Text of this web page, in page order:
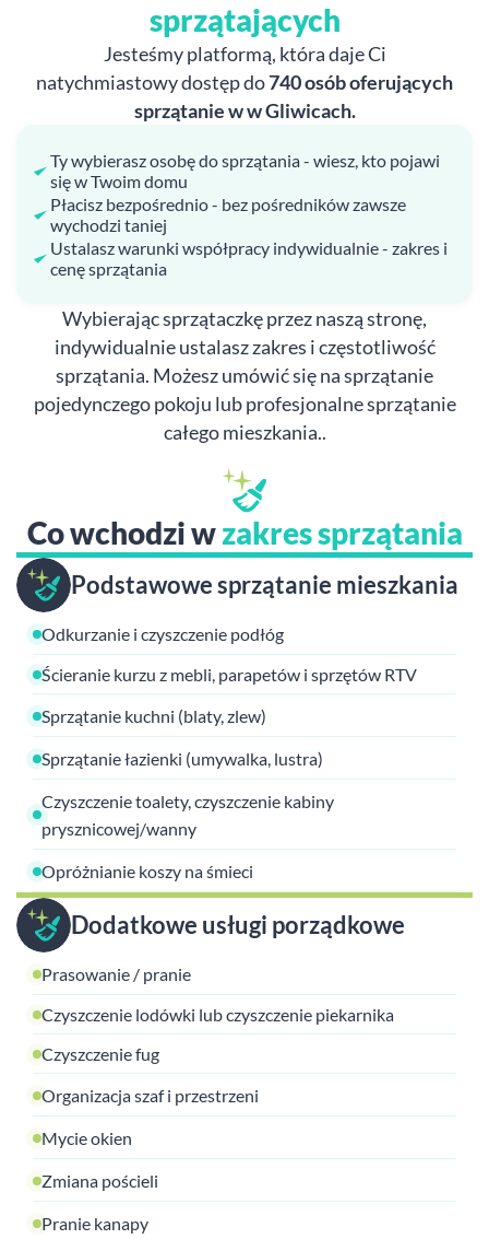
sprzątających
Jesteśmy platformą, która daje Ci
natychmiastowy dostęp do740 osób oferujących
sprzątanie w w Gliwicach.
Ty wybierasz osobę do sprzątania - wiesz, kto pojawi
się w Twoim domu
Płacisz bezpośrednio - bez pośredników zawsze
wychodzi taniej
Ustalasz warunki współpracy indywidualnie - zakres i
cenę sprzątania
Wybierając sprzątaczkę przez naszą stronę,
indywidualnie ustalasz zakres i częstotliwość
sprzątania. Możesz umówić się na sprzątanie
pojedynczego pokoju lub profesjonalne sprzątanie
całego mieszkania..
Co wchodzi wzakres sprzątania
Podstawowe sprzątanie mieszkania
Odkurzanie i czyszczenie podłóg
Ścieranie kurzu z mebli, parapetów i sprzętów RTV
Sprzątanie kuchni (blaty, zlew)
Sprzątanie łazienki (umywalka, lustra)
Czyszczenie toalety, czyszczenie kabiny
prysznicowej/wanny
Opróżnianie koszy na śmieci
Dodatkowe usługi porządkowe
Prasowanie / pranie
Czyszczenie lodówki lub czyszczenie piekarnika
Czyszczenie fug
Organizacja szaf i przestrzeni
Mycie okien
Zmiana pościeli
Pranie kanapy